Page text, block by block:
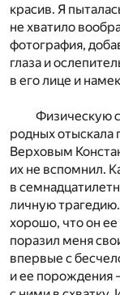
красив. Я
не хватило
фотография,
глаза и
в его лице и
Физическую
родных отыскала
Верховым
их не вспомнил.
в
личную
хорошо, что он
поразил меня
впервые с
и ее порождения